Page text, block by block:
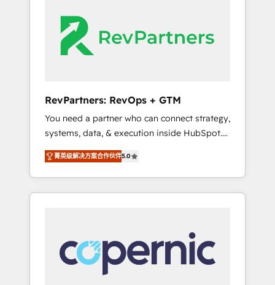
looking for...and get your next big initiative
moving!
engine. We onboard your team, migrate your
data, and build AI-powered workflows that
drive adoption from week one, in your time
from any legacy CRM. Zero downtime, full
data integrity. ➤ Implementation: Configure
HubSpot to run your revenue process. Sales,
marketing, and service wired together. ➤ AI
and Integrations: Layer Breeze AI, custom
agents, and APIs to remove manual work. ➤
Ongoing Management: Monthly tune-ups,
portal? We are built for the work.
RevPartners: RevOps + GTM
You need a partner who can connect strategy,
systems, data, & execution inside HubSpot.
We bridge the gap where most agencies fall
short by combining GTM strategy with
technical execution to solve the right
problem with the right solution. As the only
our clients gain a unique advantage in CRM
architecture, pipeline generation, data
intelligence, and go-to-market execution.
菁英级解决方案合作伙伴5.0